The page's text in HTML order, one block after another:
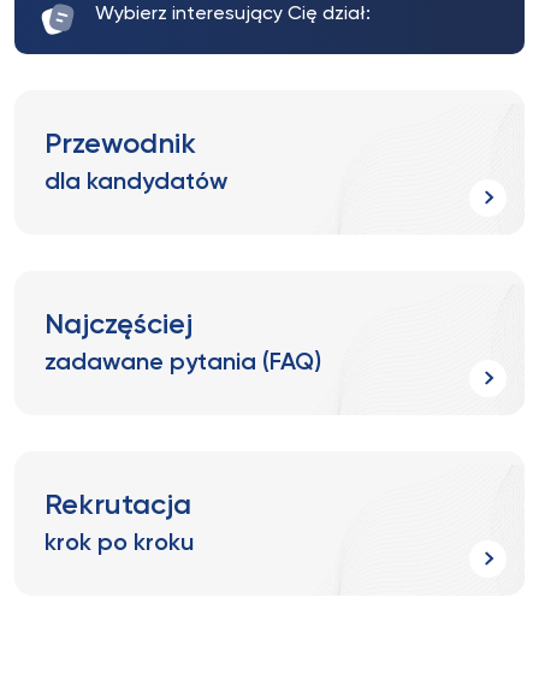
Wybierz interesujący Cię dział:
Przewodnik
dla kandydatów
Najczęściej
zadawane pytania (FAQ)
Rekrutacja
krok po kroku